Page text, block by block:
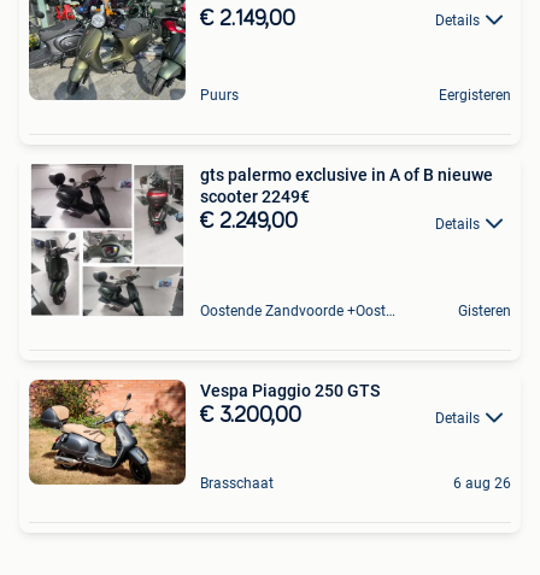
€ 2.149,00 Details
Puurs Eergisteren
gts palermo exclusive in A of B nieuwe
scooter 2249€
€ 2.249,00 Details
Oostende Zandvoorde +Oostende Gisteren
Vespa Piaggio 250 GTS
€ 3.200,00 Details
Brasschaat 6 aug 26